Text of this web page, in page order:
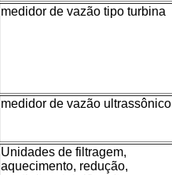
medidor de vazão tipo turbina
medidor de vazão ultrassônico
Unidades de filtragem,
aquecimento, redução,